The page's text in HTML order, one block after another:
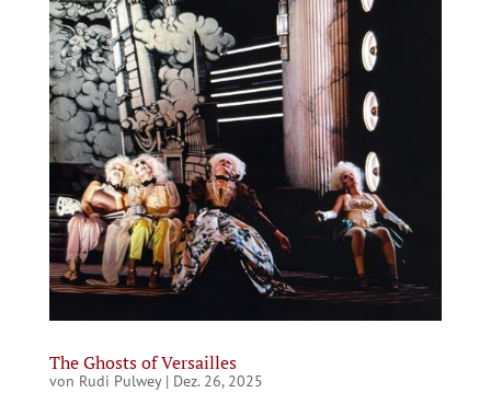
The Ghosts of Versailles
von Rudi Pulwey| Dez. 26, 2025